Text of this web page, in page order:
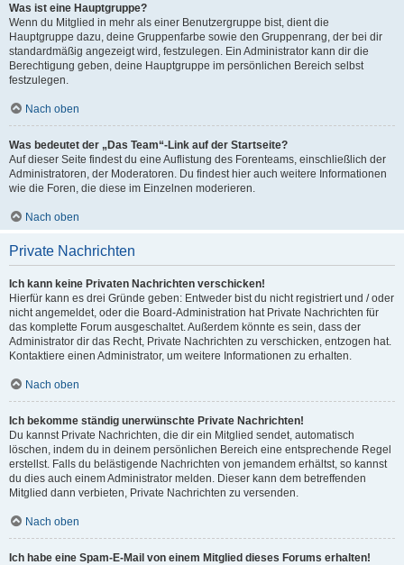
Was ist eine Hauptgruppe?
Wenn du Mitglied in mehr als einer Benutzergruppe bist, dient die
Hauptgruppe dazu, deine Gruppenfarbe sowie den Gruppenrang, der bei dir
standardmäßig angezeigt wird, festzulegen. Ein Administrator kann dir die
Berechtigung geben, deine Hauptgruppe im persönlichen Bereich selbst
festzulegen.
Nach oben
Was bedeutet der „Das Team“-Link auf der Startseite?
Auf dieser Seite findest du eine Auflistung des Forenteams, einschließlich der
Administratoren, der Moderatoren. Du findest hier auch weitere Informationen
wie die Foren, die diese im Einzelnen moderieren.
Nach oben
Private Nachrichten
Ich kann keine Privaten Nachrichten verschicken!
Hierfür kann es drei Gründe geben: Entweder bist du nicht registriert und / oder
nicht angemeldet, oder die Board-Administration hat Private Nachrichten für
das komplette Forum ausgeschaltet. Außerdem könnte es sein, dass der
Administrator dir das Recht, Private Nachrichten zu verschicken, entzogen hat.
Kontaktiere einen Administrator, um weitere Informationen zu erhalten.
Nach oben
Ich bekomme ständig unerwünschte Private Nachrichten!
Du kannst Private Nachrichten, die dir ein Mitglied sendet, automatisch
löschen, indem du in deinem persönlichen Bereich eine entsprechende Regel
erstellst. Falls du belästigende Nachrichten von jemandem erhältst, so kannst
du dies auch einem Administrator melden. Dieser kann dem betreffenden
Mitglied dann verbieten, Private Nachrichten zu versenden.
Nach oben
Ich habe eine Spam-E-Mail von einem Mitglied dieses Forums erhalten!